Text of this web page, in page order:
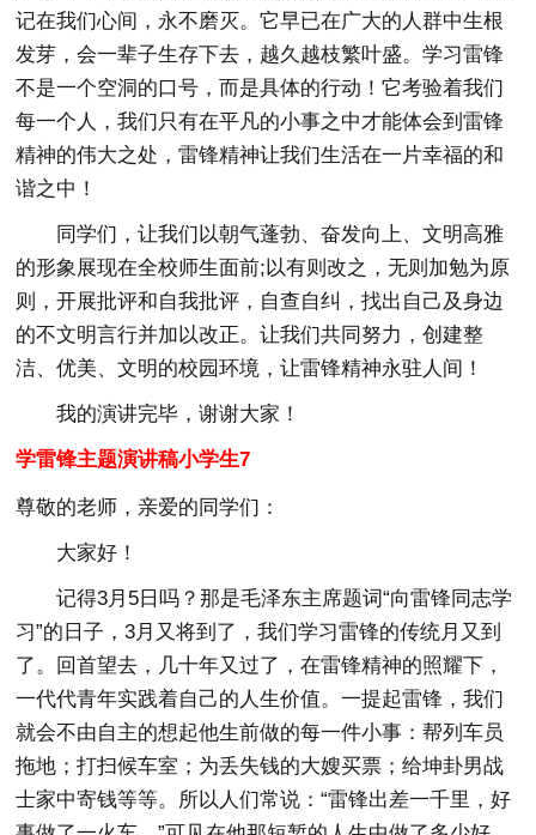
记在我们心间，永不磨灭。它早已在广大的人群中生根
发芽，会一辈子生存下去，越久越枝繁叶盛。学习雷锋
不是一个空洞的口号，而是具体的行动！它考验着我们
每一个人，我们只有在平凡的小事之中才能体会到雷锋
精神的伟大之处，雷锋精神让我们生活在一片幸福的和
谐之中！
同学们，让我们以朝气蓬勃、奋发向上、文明高雅
的形象展现在全校师生面前;以有则改之，无则加勉为原
则，开展批评和自我批评，自查自纠，找出自己及身边
的不文明言行并加以改正。让我们共同努力，创建整
洁、优美、文明的校园环境，让雷锋精神永驻人间！
我的演讲完毕，谢谢大家！
学雷锋主题演讲稿小学生7
尊敬的老师，亲爱的同学们：
大家好！
记得3月5日吗？那是毛泽东主席题词“向雷锋同志学
习”的日子，3月又将到了，我们学习雷锋的传统月又到
了。回首望去，几十年又过了，在雷锋精神的照耀下，
一代代青年实践着自己的人生价值。一提起雷锋，我们
就会不由自主的想起他生前做的每一件小事：帮列车员
拖地；打扫候车室；为丢失钱的大嫂买票；给坤卦男战
士家中寄钱等等。所以人们常说：“雷锋出差一千里，好